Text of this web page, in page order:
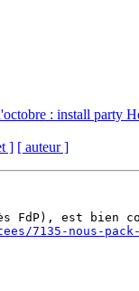
: install party
] [ auteur ]
7135-nous-